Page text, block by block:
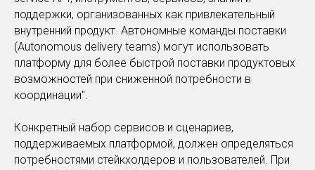
поддержки, организованных как привлекательный
внутренний продукт. Автономные команды поставки
(Autonomous delivery teams) могут использовать
платформу для более быстрой поставки продуктовых
возможностей при сниженной потребности в
координации".
Конкретный набор cервисов и сценариев,
поддерживаемых платформой, должен определяться
потребностями стейкхолдеров и пользователей. При